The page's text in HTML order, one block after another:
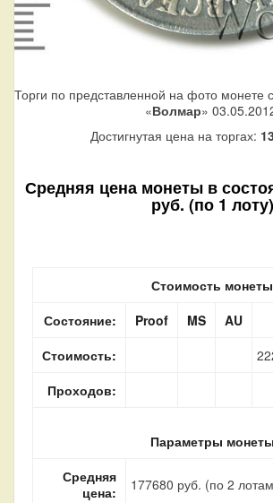
Торги по представленной на фото монете
«Волмар»
Достигнутая цена на торгах:
Средняя цена монеты в
руб. (по 1 лоту)
Стоимость монеты
Состояние:
Proof MS AU
Стоимость:
Проходов:
Параметры монеты
Средняя
цена:
177680 руб. (по 2